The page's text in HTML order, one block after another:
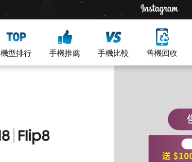
機型排行 手機推薦 手機比較 舊機回收